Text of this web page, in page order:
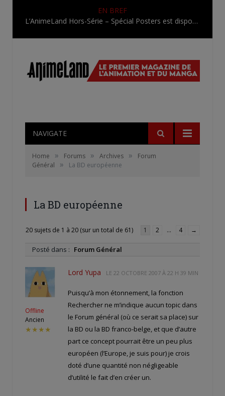
EN BREF
L’AnimeLand Hors-Série – Spécial Posters est disponible !
NAVIGATE
Home » Forums » Archives »
Forum
Général
» La BD européenne
La BD européenne
20 sujets de 1 à 20 (sur un total de 61) 1 2 … 4 →
Posté dans : Forum Général
Offline
Ancien
★★★★
Lord Yupa LE 22 OCTOBRE 2007 À 22 H 39 MIN
Puisqu’à mon étonnement, la fonction
Rechercher ne m’indique aucun topic dans
le Forum général (où ce serait sa place) sur
la BD ou la BD franco-belge, et que d’autre
part ce concept pourrait être un peu plus
européen (l’Europe, je suis pour) je crois
doté d’une quantité non négligeable
d’utilité le fait d’en créer un.